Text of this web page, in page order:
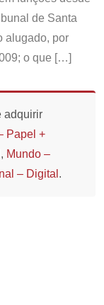
de Santa
alugado, por
o que […]
adquirir
Papel +
, Mundo –
– Digital .